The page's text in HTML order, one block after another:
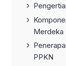
Merdeka
PPKN